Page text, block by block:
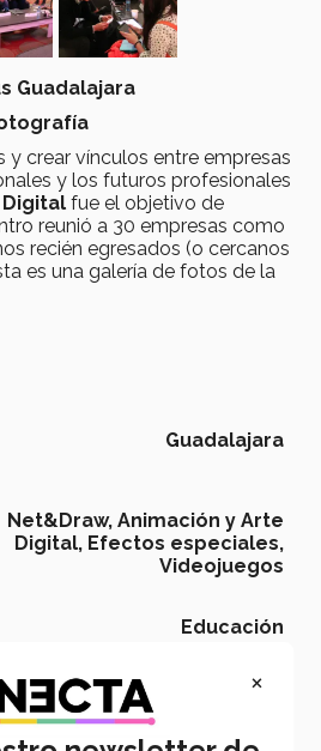
Guadalajara
y crear vínculos entre empresas
y los futuros profesionales
fue el objetivo de
reunió a 30 empresas como
recién egresados (o cercanos
es una galería de fotos de la
Guadalajara
Net&Draw, Animación y Arte
Digital, Efectos especiales,
Videojuegos
Educación
×